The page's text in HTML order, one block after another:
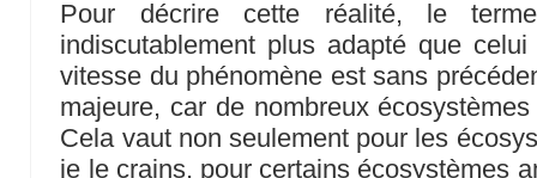
Pour décrire cette réalité, le
indiscutablement plus adapté que
vitesse du phénomène est sans
majeure, car de nombreux
Cela vaut non seulement pour les
je le crains, pour certains écosystèmes